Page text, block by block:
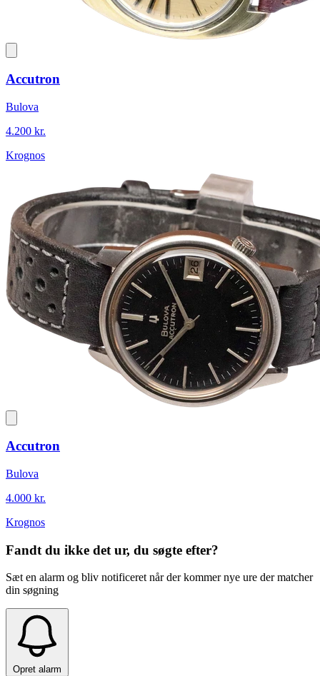
Accutron
Bulova
4.200 kr.
Krognos
Accutron
Bulova
4.000 kr.
Krognos
Fandt du ikke det ur, du søgte efter?
Sæt en alarm og bliv notificeret når der kommer nye ure der matcher
din søgning
Opret alarm